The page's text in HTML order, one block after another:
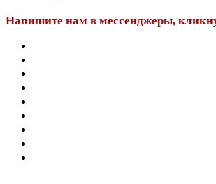
Напишите нам в мессенджеры,